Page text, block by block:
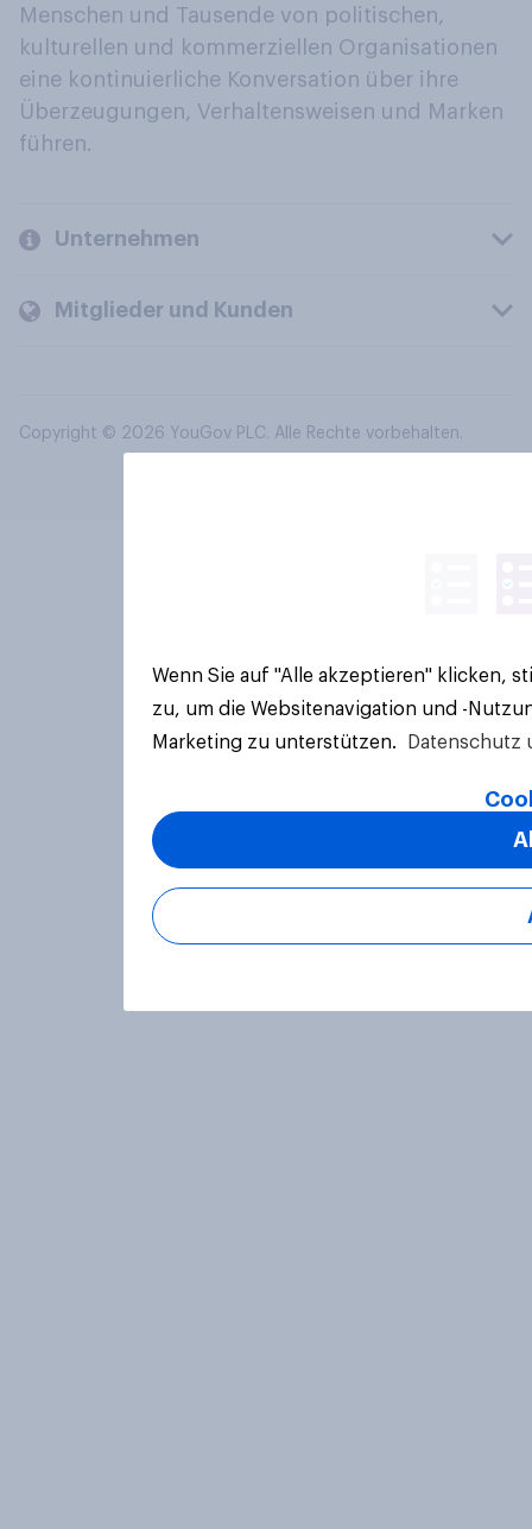
Menschen und Tausende von politischen,
kulturellen und kommerziellen Organisationen
eine kontinuierliche Konversation über ihre
Überzeugungen, Verhaltensweisen und Marken
führen.
Unternehmen
Mitglieder und Kunden
Copyright © 2026 YouGov PLC. Alle Rechte vorbehalten.
Wenn Sie auf "Alle akzeptieren" klicken,
zu, um die Websitenavigation und -
Marketing zu unterstützen.
Datenschutz